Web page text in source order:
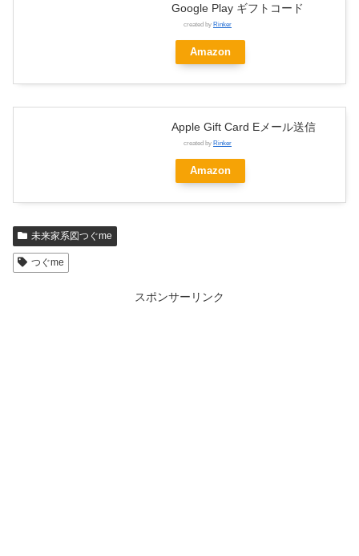
Google Play ギフトコード
created by Rinker
Amazon
Apple Gift Card Eメール送信
created by Rinker
Amazon
未来家系図つぐme
つぐme
スポンサーリンク